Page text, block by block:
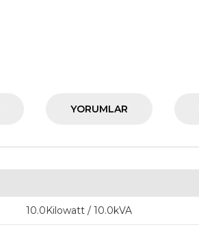
YORUMLAR
10.0Kilowatt / 10.0kVA